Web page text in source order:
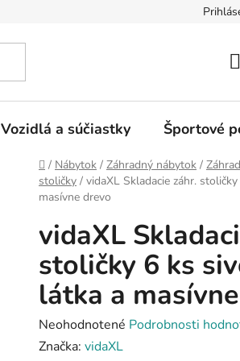
Vozidlá a súčiastky Športové
Domov
/ Nábytok / Záhradný nábytok /
stoličky / vidaXL Skladacie záhr.
masívne drevo
vidaXL
stoličky 6 ks
látka a
Priemerné
hodnotenie
Neohodnotené Podrobnosti
Značka: vidaXL